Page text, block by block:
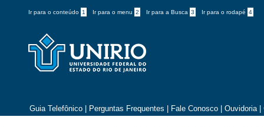
Ir para o conteúdo 1 Ir para o menu 2 Ir para a Busca 3 Ir para o rodapé 4
Guia Telefônico Perguntas Frequentes Fale Conosco Ouvidoria